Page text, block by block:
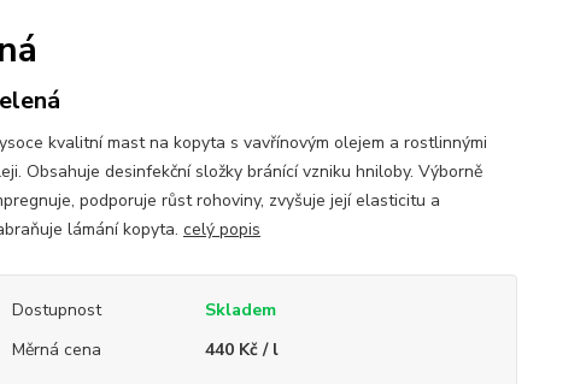
kvalitní mast na kopyta s vavřínovým olejem a rostlinnými
Obsahuje desinfekční složky bránící vzniku hniloby. Výborně
podporuje růst rohoviny, zvyšuje její elasticitu a
lámání kopyta. celý popis
Dostupnost
Skladem
Měrná cena
440 Kč / l